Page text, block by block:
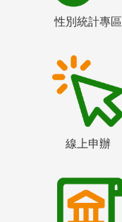
性別統計專區
線上申辦